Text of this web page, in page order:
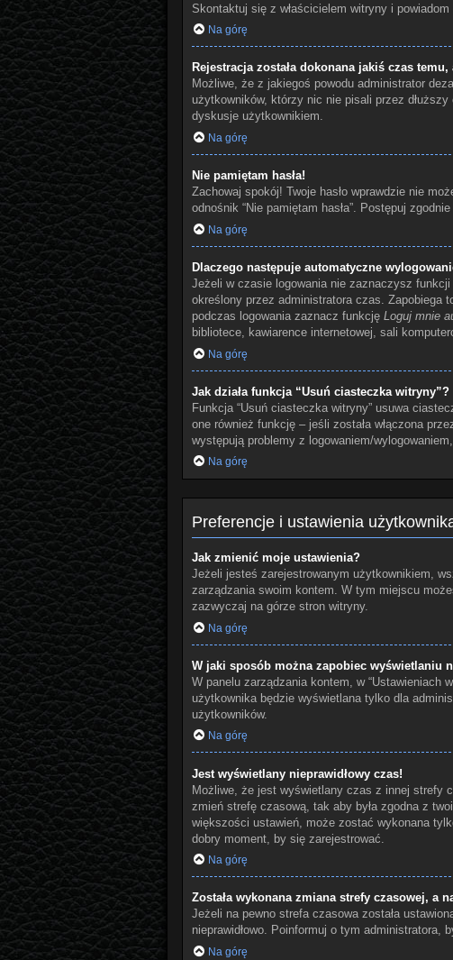
Skontaktuj się z właścicielem witryny i
Na górę
Rejestracja została dokonana jakiś czas
Możliwe, że z jakiegoś powodu administrator
użytkowników, którzy nic nie pisali przez
dyskusje użytkownikiem.
Na górę
Nie pamiętam hasła!
Zachowaj spokój! Twoje hasło wprawdzie nie
odnośnik “Nie pamiętam hasła”. Postępuj
Na górę
Dlaczego następuje automatyczne
Jeżeli w czasie logowania nie zaznaczysz funkcji
określony przez administratora czas. Zapobiega
podczas logowania zaznacz funkcję Loguj mnie
bibliotece, kawiarence internetowej, sali
Na górę
Jak działa funkcja “Usuń ciasteczka witryny”?
Funkcja “Usuń ciasteczka witryny” usuwa
one również funkcję – jeśli została włączona
występują problemy z logowaniem/
Na górę
Preferencje i ustawienia
Jak zmienić moje ustawienia?
Jeżeli jesteś zarejestrowanym użytkownikiem,
zarządzania swoim kontem. W tym miejscu
zazwyczaj na górze stron witryny.
Na górę
W jaki sposób można zapobiec wyświetlaniu
W panelu zarządzania kontem, w “Ustawieniach
użytkownika będzie wyświetlana tylko dla
użytkowników.
Na górę
Jest wyświetlany nieprawidłowy czas!
Możliwe, że jest wyświetlany czas z innej strefy
zmień strefę czasową, tak aby była zgodna z
większości ustawień, może zostać wykonana
dobry moment, by się zarejestrować.
Na górę
Została wykonana zmiana strefy czasowej, a
Jeżeli na pewno strefa czasowa została
nieprawidłowo. Poinformuj o tym administratora,
Na górę